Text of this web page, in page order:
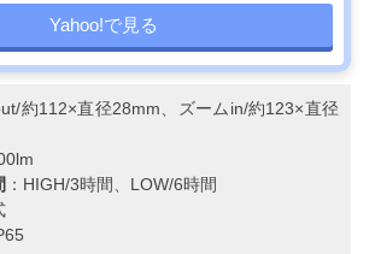
Yahoo!で見る
約112×直径28mm、ズームin/約123×直径
：HIGH/3時間、LOW/6時間